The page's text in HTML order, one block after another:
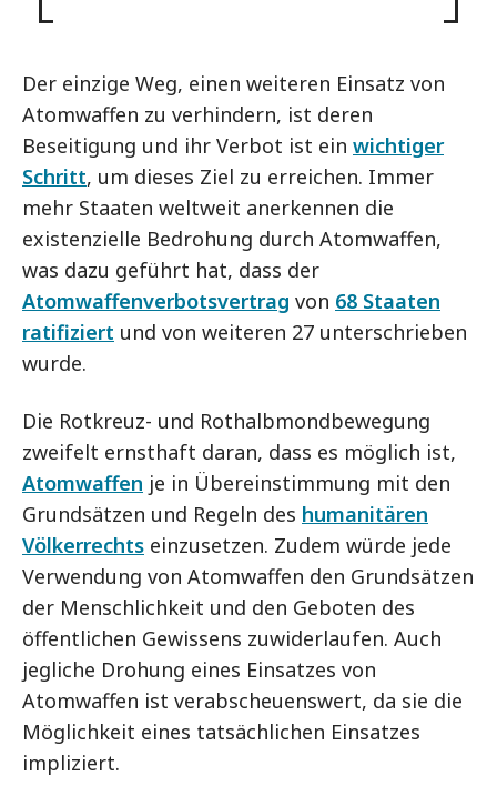
Der einzige Weg, einen weiteren Einsatz von
Atomwaffen zu verhindern, ist deren
Beseitigung und ihr Verbot ist ein wichtiger
Schritt, um dieses Ziel zu erreichen. Immer
mehr Staaten weltweit anerkennen die
existenzielle Bedrohung durch Atomwaffen,
was dazu geführt hat, dass der
Atomwaffenverbotsvertrag von 68 Staaten
ratifiziert und von weiteren 27 unterschrieben
wurde.
Die Rotkreuz- und Rothalbmondbewegung
zweifelt ernsthaft daran, dass es möglich ist,
Atomwaffen je in Übereinstimmung mit den
Grundsätzen und Regeln des humanitären
Völkerrechts einzusetzen. Zudem würde jede
Verwendung von Atomwaffen den Grundsätzen
der Menschlichkeit und den Geboten des
öffentlichen Gewissens zuwiderlaufen. Auch
jegliche Drohung eines Einsatzes von
Atomwaffen ist verabscheuenswert, da sie die
Möglichkeit eines tatsächlichen Einsatzes
impliziert.